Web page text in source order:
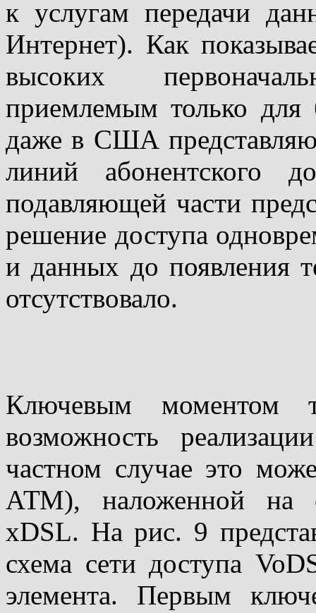
к услугам передачи
Интернет). Как
высоких
приемлемым только для
даже в США
линий абонентского
подавляющей части
решение доступа
и данных до появления
отсутствовало.
Ключевым моментом
возможность
частном случае это
АТМ), наложенной на
хDSL. На рис. 9
схема сети доступа
элемента. Первым